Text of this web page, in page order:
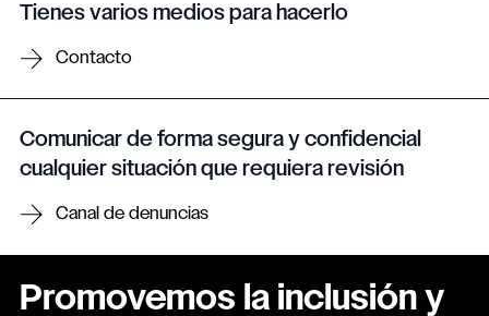
Tienes varios medios para hacerlo
Contacto
Comunicar de forma segura y confidencial
cualquier situación que requiera revisión
Canal de denuncias
Promovemos la inclusión y